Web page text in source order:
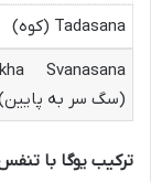
Tadasana (کوه)
Svanasana
(سگ سر به
ترکیب یوگا با